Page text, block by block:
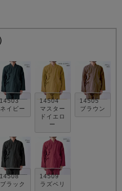
新着商品
- New Arrival -
14503
ネイビー
14504
マスター
ドイエロ
ー
14505
ブラウン
14508
ブラック
14509
ラズベリ